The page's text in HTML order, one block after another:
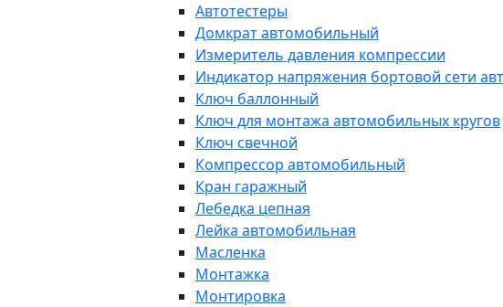
Автотестеры
Домкрат автомобильный
Измеритель давления компрессии
Индикатор напряжения бортовой сети
Ключ баллонный
Ключ для монтажа автомобильных кругов
Ключ свечной
Компрессор автомобильный
Кран гаражный
Лебедка цепная
Лейка автомобильная
Масленка
Монтажка
Монтировка